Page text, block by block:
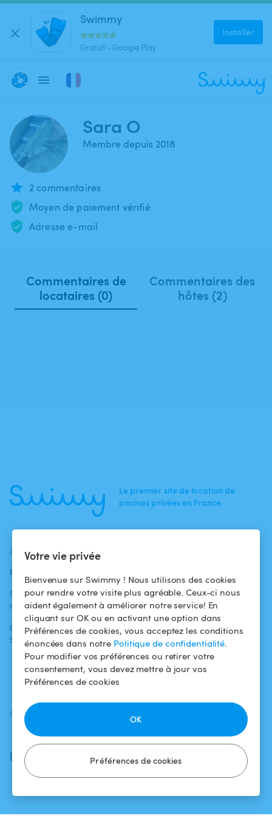
Votre vie privée
Bienvenue sur Swimmy ! Nous utilisons des cookies
pour rendre votre visite plus agréable. Ceux-ci nous
aident également à améliorer notre service! En
cliquant sur OK ou en activant une option dans
Préférences de cookies, vous acceptez les conditions
énoncées dans notre Politique de confidentialité.
Pour modifier vos préférences ou retirer votre
consentement, vous devez mettre à jour vos
Préférences de cookies
Préférences de cookies
OK
Swimmy
Gratuit - Google Play
Installer
Sara O
Membre depuis 2018
2 commentaires
Moyen de paiement vérifié
Adresse e-mail
Commentaires de
locataires (0)
Commentaires des
hôtes (2)
Le premier site de location de
piscines privées en France.
ACTUALITÉS
Blog
Swimmy dans les
médias
L'aventure
Swimmy
baigneurs
Pour les
propriétaires
Louer ma piscine
Comment ça
marche ?
Conditions
d'utilisation
Politique de
confidentialité
Mentions légales
SUIVEZ-NOUS
Facebook
Instagram